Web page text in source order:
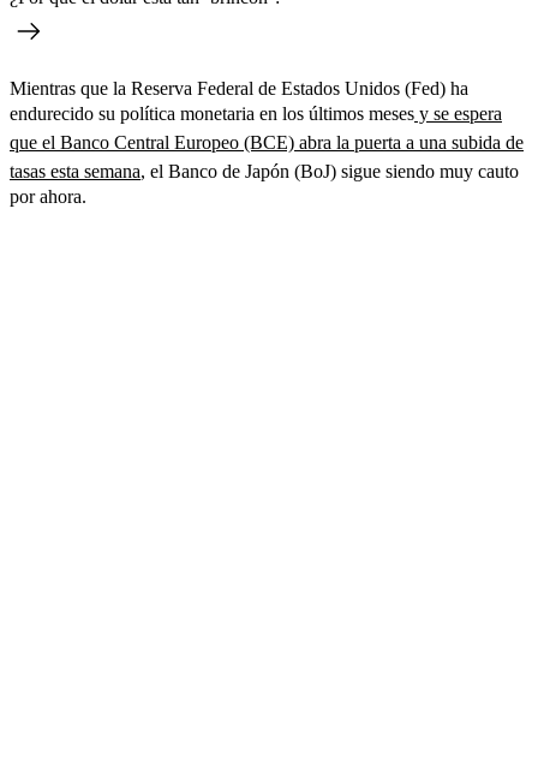
Mientras que la Reserva Federal de Estados Unidos (Fed) ha
endurecido su política monetaria en los últimos meses y se espera
que el Banco Central Europeo (BCE) abra la puerta a una subida de
tasas esta semana, el Banco de Japón (BoJ) sigue siendo muy cauto
por ahora.